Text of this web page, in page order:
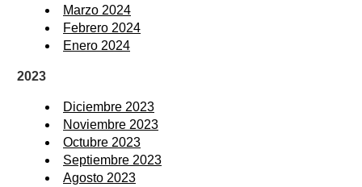
Marzo 2024
Febrero 2024
Enero 2024
2023
Diciembre 2023
Noviembre 2023
Octubre 2023
Septiembre 2023
Agosto 2023